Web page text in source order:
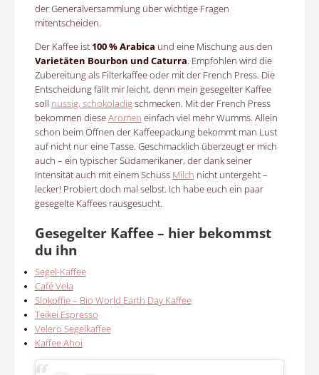
der Generalversammlung über wichtige Fragen
mitentscheiden.
Der Kaffee ist 100 % Arabica und eine Mischung aus den
Varietäten Bourbon und Caturra. Empfohlen wird die
Zubereitung als Filterkaffee oder mit der French Press. Die
Entscheidung fällt mir leicht, denn mein gesegelter Kaffee
soll nussig, schokoladigschmecken. Mit der French Press
bekommen dieseAromen einfach viel mehr Wumms. Allein
schon beim Öffnen der Kaffeepackung bekommt man Lust
auf nicht nur eine Tasse. Geschmacklich überzeugt er mich
auch – ein typischer Südamerikaner, der dank seiner
Intensität auch mit einem Schuss Milch nicht untergeht –
lecker! Probiert doch mal selbst. Ich habe euch ein paar
gesegelte Kaffees rausgesucht.
Gesegelter Kaffee – hier bekommst
du ihn
Segel-Kaffee
Café Vela
Slokoffie – Bio World Earth Day Kaffee
Teikei Espresso
Velero Segelkaffee
Kaffee Ahoi